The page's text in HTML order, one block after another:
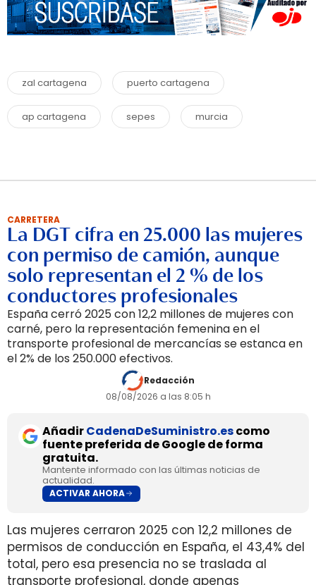
zal cartagena puerto cartagena
ap cartagena sepes murcia
CARRETERA
La DGT cifra en 25.000 las mujeres
con permiso de camión, aunque
solo representan el 2 % de los
conductores profesionales
España cerró 2025 con 12,2 millones de mujeres con
carné, pero la representación femenina en el
transporte profesional de mercancías se estanca en
el 2% de los 250.000 efectivos.
Redacción
08/08/2026 a las 8:05 h
AñadirCadenaDeSuministro.escomo
fuente preferida de Google de forma
gratuita.
Mantente informado con las últimas noticias de
actualidad.
ACTIVAR AHORA
Las mujeres cerraron 2025 con 12,2 millones de
permisos de conducción en España, el 43,4% del
total, pero esa presencia no se traslada al
transporte profesional, donde apenas